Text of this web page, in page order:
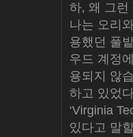
하, 왜 그런
나는 오리
용했던 풀
우드 계정
용되지 않
하고 있었
‘Virginia
있다고 말